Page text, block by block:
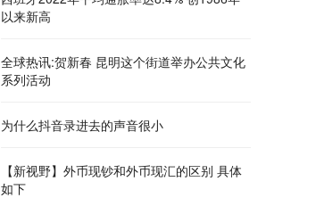
以来新高
全球热讯:贺新春 昆明这个街道举办公共文化
系列活动
为什么抖音录进去的声音很小
【新视野】外币现钞和外币现汇的区别 具体
如下